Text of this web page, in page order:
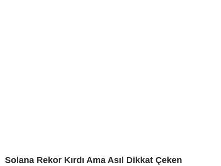
Solana Rekor Kırdı Ama Asıl Dikkat Çeken